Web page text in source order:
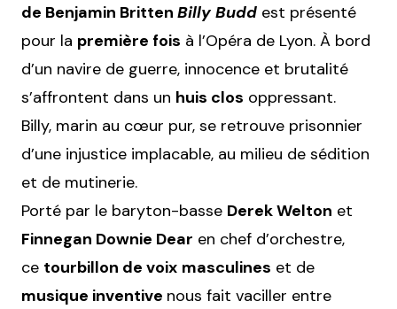
de Benjamin Britten Billy Budd est présenté
pour la première fois à l’Opéra de Lyon. À bord
d’un navire de guerre, innocence et brutalité
s’affrontent dans un huis clos oppressant.
Billy, marin au cœur pur, se retrouve prisonnier
d’une injustice implacable, au milieu de sédition
et de mutinerie.
Porté par le baryton-basse Derek Welton et
Finnegan Downie Dear en chef d’orchestre,
ce tourbillon de voix masculines et de
musique inventive nous fait vaciller entre